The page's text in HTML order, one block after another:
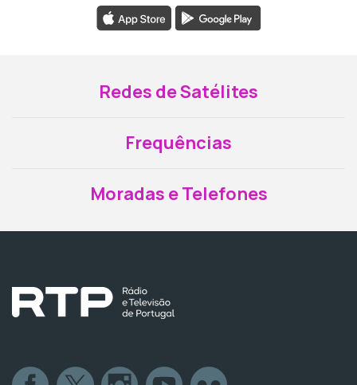
Redes de Satélites
Frequências
Moradas e Telefones